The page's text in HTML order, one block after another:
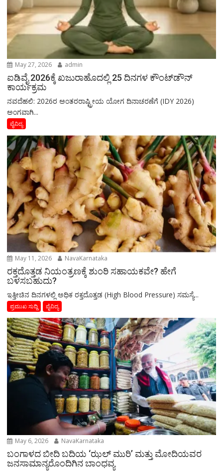
May 27, 2026 admin
ಐಡಿವೈ 2026ಕ್ಕೆ ಖಜುರಾಹೊದಲ್ಲಿ 25 ದಿನಗಳ ಕೌಂಟ್‌ಡೌನ್
ಕಾರ್ಯಕ್ರಮ
ನವದೆಹಲಿ: 2026ರ ಅಂತರರಾಷ್ಟ್ರೀಯ ಯೋಗ ದಿನಾಚರಣೆಗೆ (IDY 2026)
ಅಂಗವಾಗಿ...
ವೈವಿದ್ಯ
May 11, 2026 NavaKarnataka
ರಕ್ತದೊತ್ತಡ ನಿಯಂತ್ರಣಕ್ಕೆ ಶುಂಠಿ ಸಹಾಯಕವೇ? ಹೇಗೆ
ಬಳಸಬಹುದು?
ಇತ್ತೀಚಿನ ದಿನಗಳಲ್ಲಿ ಅಧಿಕ ರಕ್ತದೊತ್ತಡ (High Blood Pressure) ಸಮಸ್ಯೆ...
ಪ್ರಮುಖ ಸುದ್ದಿ ವೈವಿದ್ಯ
May 6, 2026 NavaKarnataka
ಬಂಗಾಳದ ಬೀದಿ ಬದಿಯ ‘ಝಲ್ ಮುರಿ’ ಮತ್ತು ಮೋದಿಯವರ
ಜನಸಾಮಾನ್ಯರೊಂದಿಗಿನ ಬಾಂಧವ್ಯ